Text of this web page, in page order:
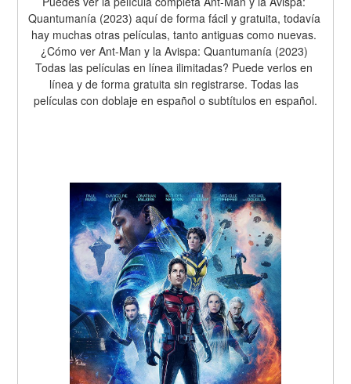
Quantumanía (2023) aquí de forma fácil y gratuita, todavía
hay muchas otras películas, tanto antiguas como nuevas.
¿Cómo ver Ant-Man y la Avispa: Quantumanía (2023)
Todas las películas en línea ilimitadas? Puede verlos en
línea y de forma gratuita sin registrarse. Todas las
películas con doblaje en español o subtítulos en español.